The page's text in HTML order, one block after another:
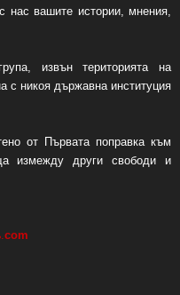
нас вашите истории, мнения,
извън територията на
с никоя държавна институция
от Първата поправка към
измежду други свободи и
. com